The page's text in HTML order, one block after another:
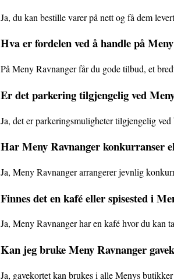
Ja, du kan bestille varer på nett og få dem
Hva er fordelen ved å handle på
På Meny Ravnanger får du gode tilbud, et
Er det parkering tilgjengelig ved
Ja, det er parkeringsmuligheter tilgjengelig
Har Meny Ravnanger konkurranser
Ja, Meny Ravnanger arrangerer jevnlig
Finnes det en kafé eller spisested i
Ja, Meny Ravnanger har en kafé hvor du kan
Kan jeg bruke Meny Ravnanger
Ja, gavekortet kan brukes i alle Menys